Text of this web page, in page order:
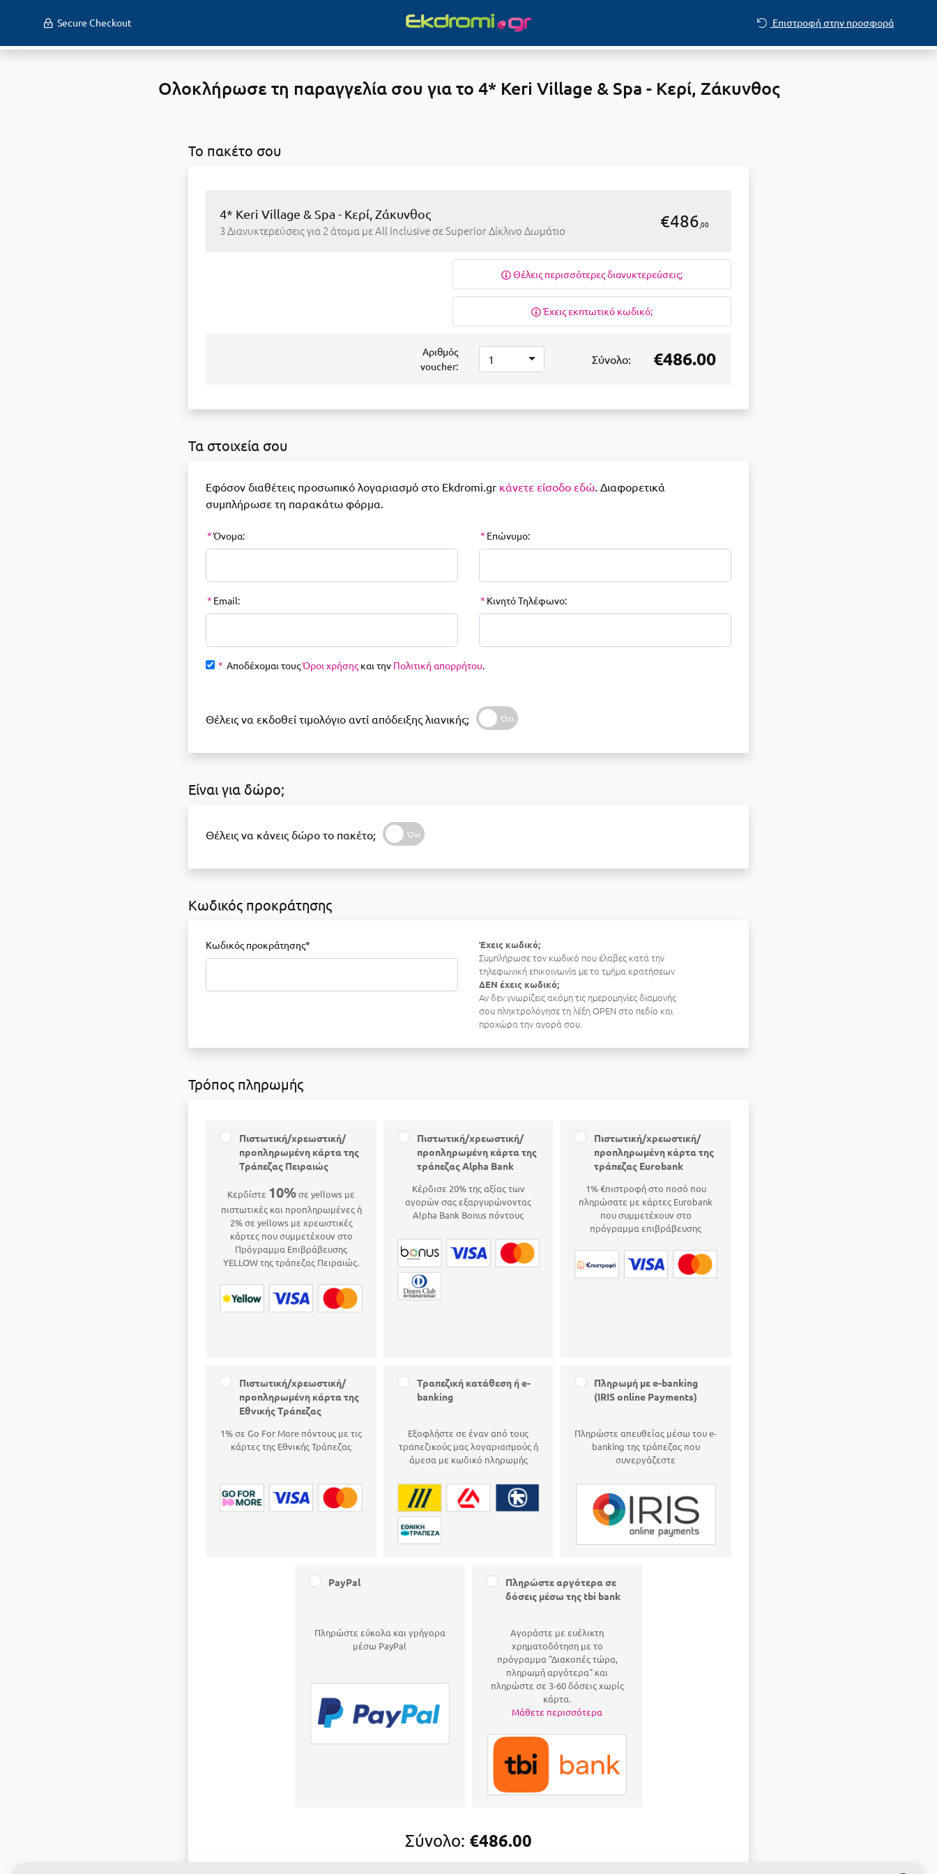
Secure Checkout Επιστροφή στην προσφορά
Ολοκλήρωσε τη παραγγελία σου για το 4* Keri Village & Spa - Κερί, Ζάκυνθος
To πακέτο σου
4* Keri Village & Spa - Κερί, Ζάκυνθος
3 Διανυκτερεύσεις για 2 άτομα με All Inclusive σε Superior Δίκλινο Δωμάτιο
€486,00
Θέλεις περισσότερες διανυκτερεύσεις;
Έχεις εκπτωτικό κωδικό;
Αριθμός
voucher:
1 Σύνολο: €486.00
Τα στοιχεία σου
Εφόσον διαθέτεις προσωπικό λογαριασμό στο Ekdromi.gr κάνετε είσοδο εδώ . Διαφορετικά
συμπλήρωσε τη παρακάτω φόρμα.
*Όνομα: * Επώνυμο:
* Email: * Κινητό Τηλέφωνο:
* Αποδέχομαι τουςΌροι χρήσης και την Πολιτική απορρήτου.
Θέλεις να εκδοθεί τιμολόγιο αντί απόδειξης λιανικής;
Είναι για δώρο;
Θέλεις να κάνεις δώρο το πακέτο;
Κωδικός προκράτησης
Κωδικός προκράτησης* Έχεις κωδικό;
Συμπλήρωσε τον κωδικό που έλαβες κατά την
τηλεφωνική επικοινωνία με το τμήμα κρατήσεων
ΔΕΝ έχεις κωδικό;
Αν δεν γνωρίζεις ακόμη τις ημερομηνίες διαμονής
σου πληκτρολόγησε τη λέξη OPEN στο πεδίο και
προχώρα την αγορά σου.
Τρόπος πληρωμής
Πιστωτική/χρεωστική/
προπληρωμένη κάρτα της
Τράπεζας Πειραιώς
Κερδίστε 10%σε yellows με
πιστωτικές και προπληρωμένες ή
2% σε yellows με χρεωστικές
κάρτες που συμμετέχουν στο
Πρόγραμμα Επιβράβευσης
YELLOW της τράπεζας Πειραιώς.
Πιστωτική/χρεωστική/
προπληρωμένη κάρτα της
τράπεζας Alpha Bank
Κέρδισε 20% της αξίας των
αγορών σας εξαργυρώνοντας
Alpha Bank Bonus πόντους
Πιστωτική/χρεωστική/
προπληρωμένη κάρτα της
τράπεζας Eurobank
1% €πιστροφή στο ποσό που
πληρώσατε με κάρτες Eurobank
που συμμετέχουν στο
πρόγραμμα επιβράβευσης
Πιστωτική/χρεωστική/
προπληρωμένη κάρτα της
Εθνικής Τράπεζας
1% σε Go For More πόντους με τις
κάρτες της Εθνικής Τράπεζας
Τραπεζική κατάθεση ή e-
banking
Εξοφλήστε σε έναν από τους
τραπεζικούς μας λογαριασμούς ή
άμεσα με κωδικό πληρωμής
Πληρωμή με e-banking
(IRIS online Payments)
Πληρώστε απευθείας μέσω του e-
banking της τράπεζας που
συνεργάζεστε
PayPal
Πληρώστε εύκολα και γρήγορα
μέσω PayPal
Πληρώστε αργότερα σε
δόσεις μέσω της tbi bank
Αγοράστε με ευέλικτη
χρηματοδότηση με το
πρόγραμμα "Διακοπές τώρα,
πληρωμή αργότερα" και
πληρώστε σε 3-60 δόσεις χωρίς
κάρτα.
Μάθετε περισσότερα
Σύνολο: €486.00